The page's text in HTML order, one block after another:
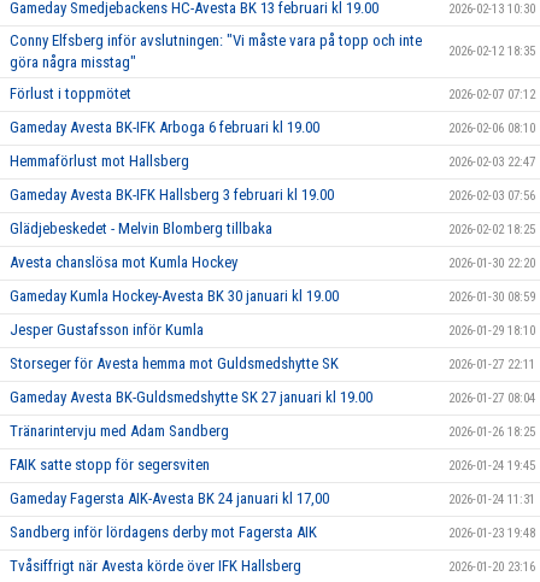
Gameday Smedjebackens HC-Avesta BK 13 februari kl 19.00 2026-02-13 10:30
Conny Elfsberg inför avslutningen: "Vi måste vara på topp och inte
göra några misstag"
2026-02-12 18:35
Förlust i toppmötet 2026-02-07 07:12
Gameday Avesta BK-IFK Arboga 6 februari kl 19.00 2026-02-06 08:10
Hemmaförlust mot Hallsberg 2026-02-03 22:47
Gameday Avesta BK-IFK Hallsberg 3 februari kl 19.00 2026-02-03 07:56
Glädjebeskedet - Melvin Blomberg tillbaka 2026-02-02 18:25
Avesta chanslösa mot Kumla Hockey 2026-01-30 22:20
Gameday Kumla Hockey-Avesta BK 30 januari kl 19.00 2026-01-30 08:59
Jesper Gustafsson inför Kumla 2026-01-29 18:10
Storseger för Avesta hemma mot Guldsmedshytte SK 2026-01-27 22:11
Gameday Avesta BK-Guldsmedshytte SK 27 januari kl 19.00 2026-01-27 08:04
Tränarintervju med Adam Sandberg 2026-01-26 18:25
FAIK satte stopp för segersviten 2026-01-24 19:45
Gameday Fagersta AIK-Avesta BK 24 januari kl 17,00 2026-01-24 11:31
Sandberg inför lördagens derby mot Fagersta AIK 2026-01-23 19:48
Tvåsiffrigt när Avesta körde över IFK Hallsberg 2026-01-20 23:16